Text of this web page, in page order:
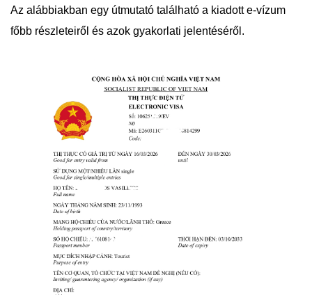
Az alábbiakban egy útmutató található a kiadott e-vízum
főbb részleteiről és azok gyakorlati jelentéséről.